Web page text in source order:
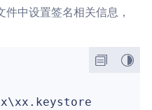
中设置签名相关信息，